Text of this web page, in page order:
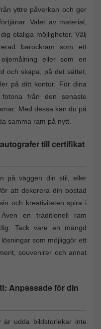
yttre påverkan och ger
Valet av material,
otaliga möjligheter. Välj
barockram som ett
eller som en
och skapa, på det sättet,
på ditt kontor. För dina
fotona från den senaste
Med dessa kan du på
samma ram på nytt.
till certifikat
på väggen din stil, eller
att dekorera din bostad
och kreativiteten spira i
en traditionell ram
Tack vare en mängd
som möjliggör ett
souvenirer och annat
Anpassade för din
är udda bildstorlekar inte